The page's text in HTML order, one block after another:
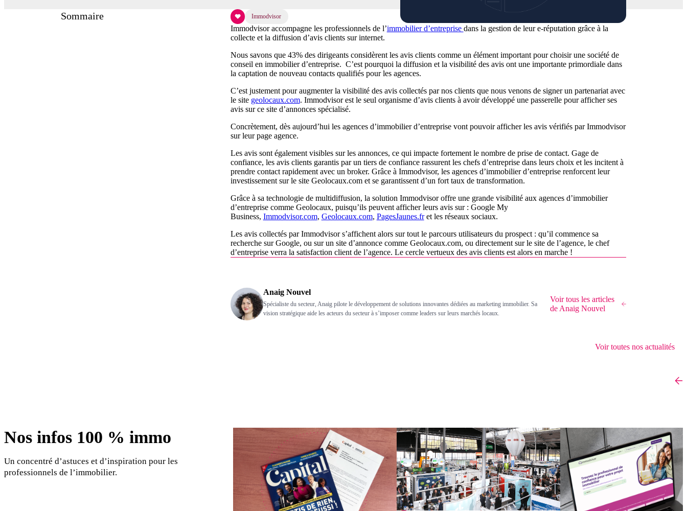
Sommaire Immodvisor
Immodvisor accompagne les professionnels de l’immobilier d’entreprise dans la gestion de leur e-réputation grâce à la
collecte et la diffusion d’avis clients sur internet.
Nous savons que 43% des dirigeants considèrent les avis clients comme un élément important pour choisir une société de
conseil en immobilier d’entreprise. C’est pourquoi la diffusion et la visibilité des avis ont une importante primordiale dans
la captation de nouveau contacts qualifiés pour les agences.
C’est justement pour augmenter la visibilité des avis collectés par nos clients que nous venons de signer un partenariat avec
le site geolocaux.com. Immodvisor est le seul organisme d’avis clients à avoir développé une passerelle pour afficher ses
avis sur ce site d’annonces spécialisé.
Concrètement, dès aujourd’hui les agences d’immobilier d’entreprise vont pouvoir afficher les avis vérifiés par Immodvisor
sur leur page agence.
Les avis sont également visibles sur les annonces, ce qui impacte fortement le nombre de prise de contact. Gage de
confiance, les avis clients garantis par un tiers de confiance rassurent les chefs d’entreprise dans leurs choix et les incitent à
prendre contact rapidement avec un broker. Grâce à Immodvisor, les agences d’immobilier d’entreprise renforcent leur
investissement sur le site Geolocaux.com et se garantissent d’un fort taux de transformation.
Grâce à sa technologie de multidiffusion, la solution Immodvisor offre une grande visibilité aux agences d’immobilier
d’entreprise comme Geolocaux, puisqu’ils peuvent afficher leurs avis sur : Google My
Business, Immodvisor.com, Geolocaux.com, PagesJaunes.fret les réseaux sociaux.
Les avis collectés par Immodvisor s’affichent alors sur tout le parcours utilisateurs du prospect : qu’il commence sa
recherche sur Google, ou sur un site d’annonce comme Geolocaux.com, ou directement sur le site de l’agence, le chef
d’entreprise verra la satisfaction client de l’agence. Le cercle vertueux des avis clients est alors en marche !
Anaig Nouvel
Spécialiste du secteur, Anaig pilote le développement de solutions innovantes dédiées au marketing immobilier. Sa
vision stratégique aide les acteurs du secteur à s’imposer comme leaders sur leurs marchés locaux.
Voir tous les articles
de Anaig Nouvel
Nos infos 100 % immo
Un concentré d’astuces et d’inspiration pour les
professionnels de l’immobilier.
Voir toutes nos actualités